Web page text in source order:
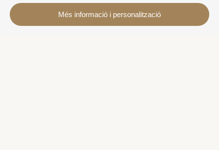
Més informació i personalització
Contacte
Avda. Sant Joan de Déu, 57 43820 - Calafell platja